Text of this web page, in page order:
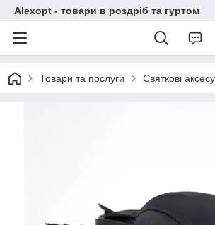
Alexopt - товари в роздріб та гуртом
Товари та послуги Святкові